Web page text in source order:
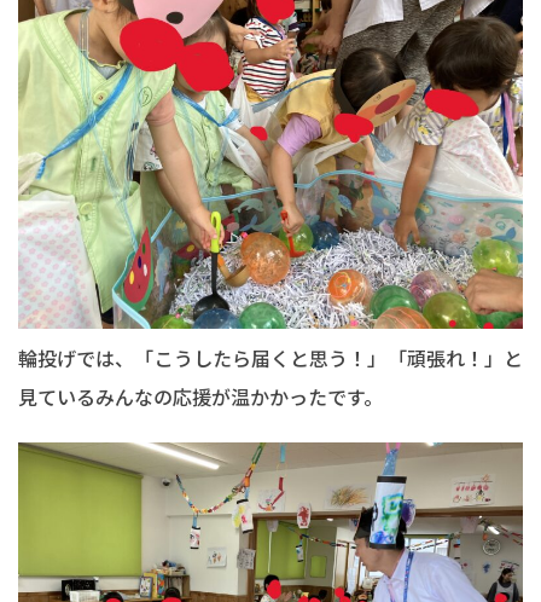
輪投げでは、「こうしたら届くと思う！」「頑張れ！」と
見ているみんなの応援が温かかったです。